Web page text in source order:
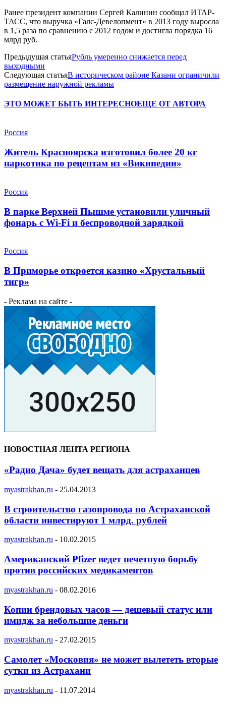
Ранее президент компании Сергей Калинин сообщал ИТАР-
ТАСС, что выручка «Галс-Девелопмент» в 2013 году выросла
в 1,5 раза по сравнению с 2012 годом и достигла порядка 16
млрд руб.
Предыдущая статьяРубль умеренно снижается перед
выходными
Следующая статьяВ историческом районе Казани ограничили
размещение наружной рекламы
ЭТО МОЖЕТ БЫТЬ ИНТЕРЕСНОЕЩЕ ОТ АВТОРА
Россия
Житель Красноярска изготовил более 20 кг
наркотика по рецептам из «Википедии»
Россия
В парке Верхней Пышме установили уличный
фонарь с Wi-Fi и беспроводной зарядкой
Россия
В Приморье откроется казино «Хрустальный
тигр»
- Реклама на сайте -
НОВОСТНАЯ ЛЕНТА РЕГИОНА
«Радио Дача» будет вещать для астраханцев
myastrakhan.ru - 25.04.2013
В строительство газопровода по Астраханской
области инвестируют 1 млрд. рублей
myastrakhan.ru - 10.02.2015
Американский Pfizer ведет нечетную борьбу
против российских медикаментов
myastrakhan.ru - 08.02.2016
Копии брендовых часов — дешевый статус или
имидж за небольшие деньги
myastrakhan.ru - 27.02.2015
Самолет «Московия» не может вылететь вторые
сутки из Астрахани
myastrakhan.ru - 11.07.2014